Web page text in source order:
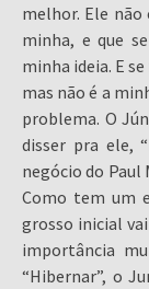
melhor. Ele não
minha, e que
minha ideia. E
mas não é a
problema. O
disser pra ele,
negócio do Paul
Como tem um
grosso inicial
importância
“Hibernar”, o